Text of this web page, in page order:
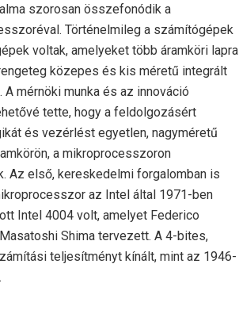
szorosan összefonódik a
Történelmileg a számítógépek
voltak, amelyeket több áramköri lapra
közepes és kis méretű integrált
A mérnöki munka és az innováció
tette, hogy a feldolgozásért
és vezérlést egyetlen, nagyméretű
a mikroprocesszoron
Az első, kereskedelmi forgalomban is
az Intel által 1971-ben
Intel 4004 volt, amelyet Federico
Shima tervezett. A 4-bites,
teljesítményt kínált, mint az 1946-